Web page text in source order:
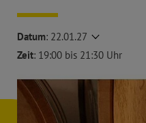
Datum: 22.01.27
Zeit: 19:00 bis 21:30 Uhr